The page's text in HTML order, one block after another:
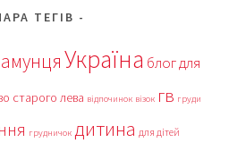
ТЕГІВ
Україна блог для
старого лева відпочинок візок гв груди
грудничок дитина для дітей